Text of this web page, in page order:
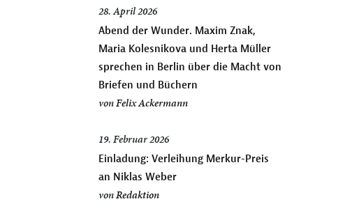
28. April 2026
Abend der Wunder. Maxim Znak,
Maria Kolesnikova und Herta Müller
sprechen in Berlin über die Macht von
Briefen und Büchern
vonFelix Ackermann
19. Februar 2026
Einladung: Verleihung Merkur-Preis
an Niklas Weber
vonRedaktion